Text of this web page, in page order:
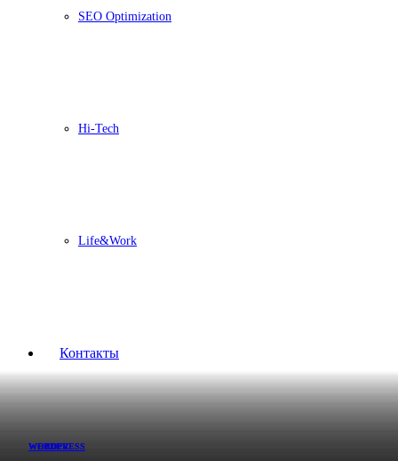
SEO Optimization
Hi-Tech
Life&Work
Контакты
WORDPRESS
WEBDEV
WEBDEV
WORDPRESS